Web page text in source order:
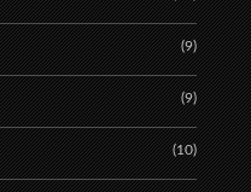
(9)
(9)
(10)